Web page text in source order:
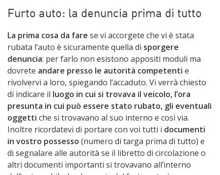
Furto auto: la denuncia prima di tutto
La prima cosa da fare se vi accorgete che vi è stata
rubata l’auto è sicuramente quella di sporgere
denuncia: per farlo non esistono appositi moduli ma
dovrete andare presso le autorità competenti e
rivolvervi a loro, spiegando l’accaduto. Vi verrà chiesto
di indicare il luogo in cui si trovava il veicolo, l’ora
presunta in cui può essere stato rubato, gli eventuali
oggetti che si trovavano al suo interno e così via.
Inoltre ricordatevi di portare con voi tutti i documenti
in vostro possesso (numero di targa prima di tutto) e
di segnalare alle autorità se il libretto di circolazione o
altri documenti importanti si trovavano all’interno